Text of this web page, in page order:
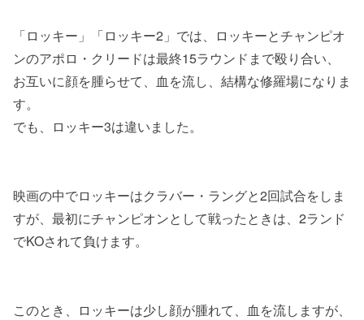
「ロッキー」「ロッキー2」では、ロッキーとチャンピオ
ンのアポロ・クリードは最終15ラウンドまで殴り合い、
お互いに顔を腫らせて、血を流し、結構な修羅場になりま
す。
でも、ロッキー3は違いました。
映画の中でロッキーはクラバー・ラングと2回試合をしま
すが、最初にチャンピオンとして戦ったときは、2ランド
でKOされて負けます。
このとき、ロッキーは少し顔が腫れて、血を流しますが、